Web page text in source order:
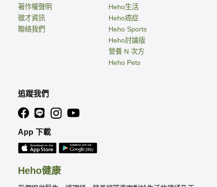
Heho健康
著作權聲明
徵才資訊
聯絡我們
Heho生活
Heho癌症
Heho Sports
Heho討論版
營養 N 次方
Heho Pets
追蹤我們
App 下載